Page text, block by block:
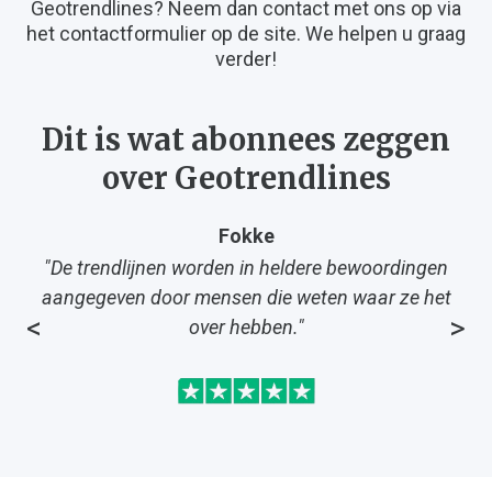
Geotrendlines? Neem dan contact met ons op via
het contactformulier op de site. We helpen u graag
verder!
Dit is wat abonnees zeggen
over Geotrendlines
Fokke
"De trendlijnen worden in heldere bewoordingen
aangegeven door mensen die weten waar ze het
over hebben."
< >